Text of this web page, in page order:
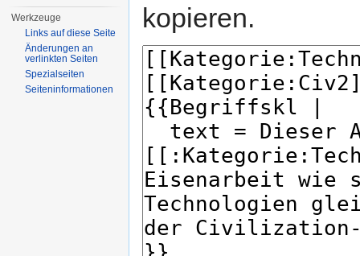
kopieren.
Werkzeuge
Links auf diese Seite
Änderungen an
verlinkten Seiten
Spezialseiten
Seiten­informationen